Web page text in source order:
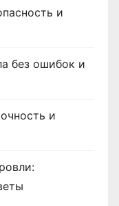
и
без ошибок и
и